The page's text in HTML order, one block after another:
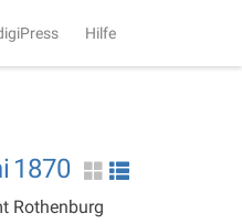
Hilfe
1870
Rothenburg